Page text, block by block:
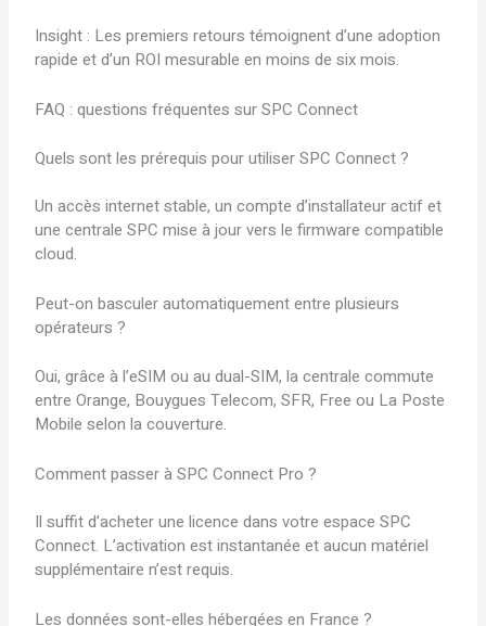
Insight : Les premiers retours témoignent d’une adoption
rapide et d’un ROI mesurable en moins de six mois.
FAQ : questions fréquentes sur SPC Connect
Quels sont les prérequis pour utiliser SPC Connect ?
Un accès internet stable, un compte d’installateur actif et
une centrale SPC mise à jour vers le firmware compatible
cloud.
Peut-on basculer automatiquement entre plusieurs
opérateurs ?
Oui, grâce à l’eSIM ou au dual-SIM, la centrale commute
entre Orange, Bouygues Telecom, SFR, Free ou La Poste
Mobile selon la couverture.
Comment passer à SPC Connect Pro ?
Il suffit d’acheter une licence dans votre espace SPC
Connect. L’activation est instantanée et aucun matériel
supplémentaire n’est requis.
Les données sont-elles hébergées en France ?